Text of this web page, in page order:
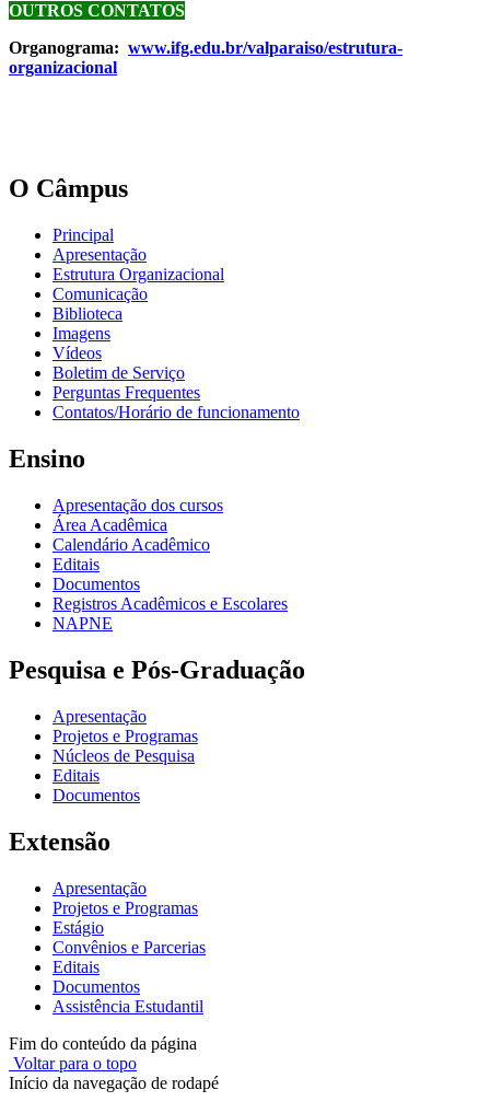
OUTROS CONTATOS
Organograma: www.ifg.edu.br/valparaiso/estrutura-
organizacional
O Câmpus
Principal
Apresentação
Estrutura Organizacional
Comunicação
Biblioteca
Imagens
Vídeos
Boletim de Serviço
Perguntas Frequentes
Contatos/Horário de funcionamento
Ensino
Apresentação dos cursos
Área Acadêmica
Calendário Acadêmico
Editais
Documentos
Registros Acadêmicos e Escolares
NAPNE
Pesquisa e Pós-Graduação
Apresentação
Projetos e Programas
Núcleos de Pesquisa
Editais
Documentos
Extensão
Apresentação
Projetos e Programas
Estágio
Convênios e Parcerias
Editais
Documentos
Assistência Estudantil
Fim do conteúdo da página
Voltar para o topo
Início da navegação de rodapé